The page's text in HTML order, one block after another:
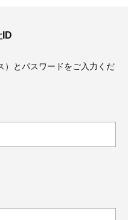
ID
）とパスワードをご入力くだ